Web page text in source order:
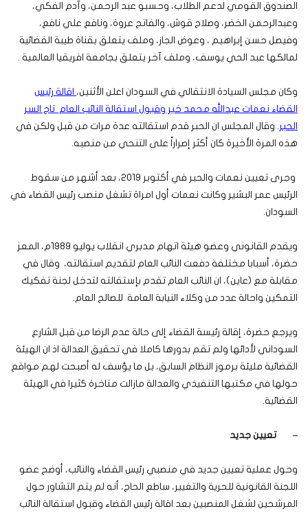
الصندوق القومي لدعم الطلاب، وحسبو عبد الرحمن، وآدم الفكي،
وعبدالرحمن الخضر، وصلاح قوش، والفاتح عروة، ونافع علي نافع،
وفيصل حسن إبراهيم ، وعوض الجاز، وملف يتعلق بقناة طيبة الفضائية
لمالكها عبد الحي يوسف، وملف آخر يتعلق بجامعة افريقيا العالمية .
وكان مجلس السيادة الانتقالي في السودان اعلن الأثنين، اقالة رئيس
القضاء نعمات عبدالله محمد خير وقبول استقالة النائب العام تاج السر
الحبر. وقال المجلس ان الحبر قدم استقالته عدة مرات من قبل ولكن في
هذه المرة الأخيرة كان أكثر إصراراً على التنحي من منصبه.
وجرى تعيين نعمات والحبر في أكتوبر 2019، بعد أشهر من سقوط
الرئيس عمر البشير وكانت نعمات أول امراة تشغل منصب رئيس القضاء في
السودان.
ويقدم القانوني وعضو هيئة اتهام مدبري انقلاب يوليو 1989م، المعز
حضرة، أسبابا مختلفة دفعت النائب العام لتقديم استقالته، وقال في
مقابلة مع (عاين)، ان النائب العام تقدم بإستقالته لتدخل لجنة تفكيك
التمكين واحالة عدد من وكلاء النيابة العامة للصالح العام.
ويرجع حضرة، إقالة رئيسة القضاء إلى حالة عدم الرضا من قبل الشارع
السوداني لأدائها ولم تقم بدورها كاملا في تحقيق العدالة اذ ان الهيئة
القضائية مليئة برموز النظام السابق، بل ما يؤسف له أصبحت لهم مواقع
حولها في مكتبها التنفيذي والعدالة مازالت متاخرة كثيرا في الهيئة
القضائية.
– تعيين جديد
وحول عملية تعيين جديد في منصبي رئيس القضاء والنائب، أوضح عضو
اللجنة القانونية للحرية والتغيير، ساطع الحاج، أنه لم يتم التشاور حول
المرشحين لشغل المنصبين بعد اقالة رئيس القضاء وقبول استقالة النائب